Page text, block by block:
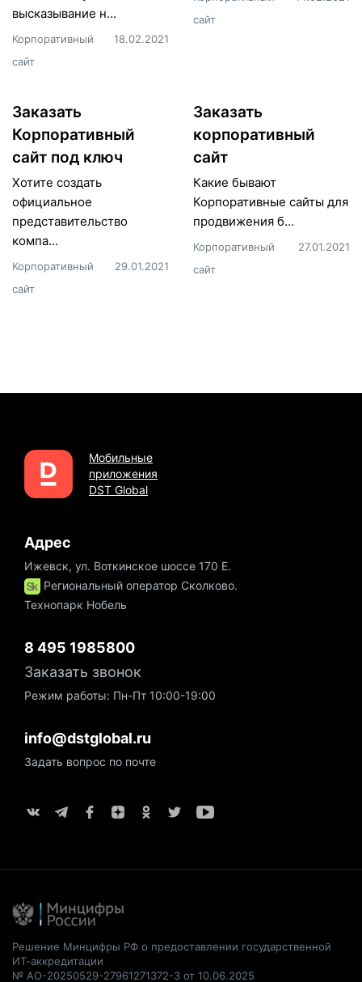
высказывание н...
Корпоративный
сайт
18.02.2021
сайт
Заказать
Корпоративный
сайт под ключ
Хотите создать
официальное
представительство
компа...
Корпоративный
сайт
29.01.2021
Заказать
корпоративный
сайт
Какие бывают
Корпоративные сайты для
продвижения б...
Корпоративный
сайт
27.01.2021
Мобильные
приложения
DST Global
Адрес
Ижевск, ул. Воткинское шоссе 170 Е.
Региональный оператор Сколково.
Технопарк Нобель
8 495 1985800
Заказать звонок
Режим работы: Пн-Пт 10:00-19:00
info@dstglobal.ru
Задать вопрос по почте
Решение Минцифры РФ о предоставлении государственной
ИТ-аккредитации
№ АО-20250529-27961271372-3 от 10.06.2025